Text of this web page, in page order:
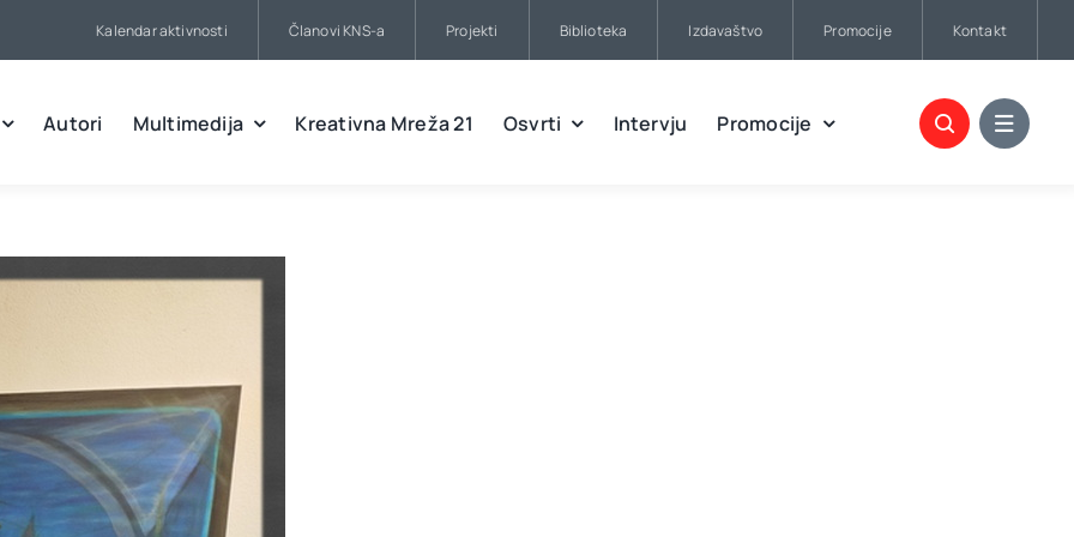
Kalendar aktivnosti Članovi KNS-a Projekti Biblioteka Izdavaštvo Promocije Kontakt
Autori Multimedija Kreativna Mreža 21 Osvrti Intervju Promocije